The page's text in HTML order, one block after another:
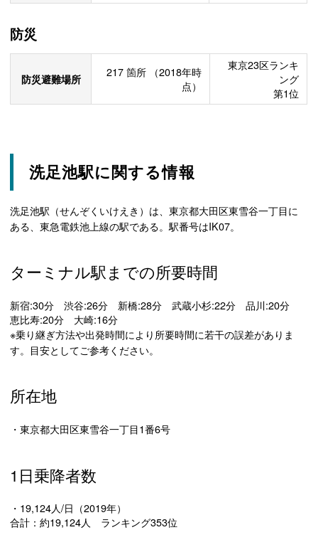
防災
防災避難場所 217 箇所
（2018年時
点）
東京23区ランキ
ング
第1位
洗足池駅に関する情報
洗足池駅（せんぞくいけえき）は、東京都大田区東雪谷一丁目に
ある、東急電鉄池上線の駅である。駅番号はIK07。
ターミナル駅までの所要時間
新宿:30分 渋谷:26分 新橋:28分 武蔵小杉:22分 品川:20分
恵比寿:20分 大崎:16分
※乗り継ぎ方法や出発時間により所要時間に若干の誤差がありま
す。目安としてご参考ください。
所在地
・東京都大田区東雪谷一丁目1番6号
1日乗降者数
・19,124人/日（2019年）
合計：約19,124人 ランキング353位